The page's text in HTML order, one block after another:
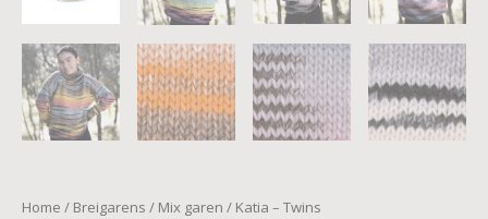
Home / Breigarens / Mix garen / Katia – Twins